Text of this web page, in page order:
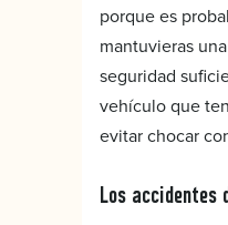
porque es
mantuvieras
seguridad
vehículo que
evitar chocar
Los